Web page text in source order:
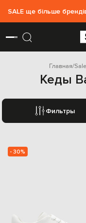
SALE ще більше
Главная
Кеды
Фильтры
- 30%